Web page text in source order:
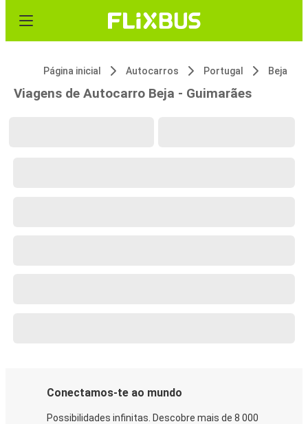
Página inicial Autocarros Portugal Beja
Viagens de Autocarro Beja - Guimarães
Conectamos-te ao mundo
Possibilidades infinitas. Descobre mais de 8 000